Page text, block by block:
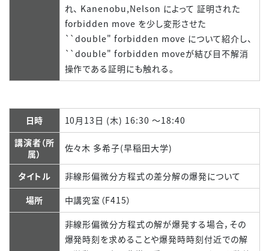
れ、 Kanenobu,Nelson によって 証明された
forbidden move を少し変形させた
``double" forbidden move について紹介し、
``double" forbidden moveが結び目不解消
操作である証明にも触れる。
日時
10月13日 (木) 16:30 ～18:40
講演者（所
属）
佐々木 多希子(早稲田大学)
タイトル
非線形偏微分方程式の差分解の爆発について
場所
中講究室（F415）
非線形偏微分方程式の解が爆発する場合，その
爆発時刻を求めることや爆発時時刻付近での解